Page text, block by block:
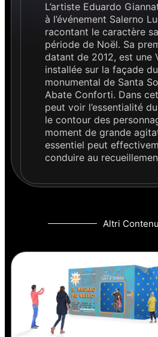
L’artiste Eduardo
à l’événement Salerno
racontant le caractère
période de Noël. Sa
datant de 2012, est une
installée sur la façade
monumental de Santa
Abate Conforti. Dans
peut voir l’essentialité
le contour des
moment de grande
essentiel peut
conduire au
Altri